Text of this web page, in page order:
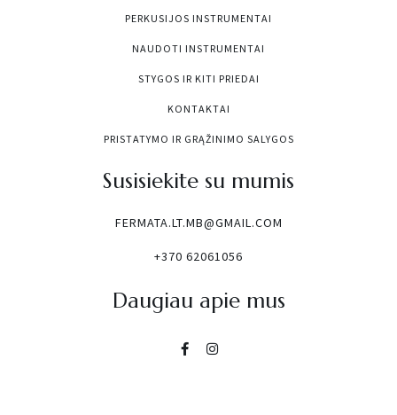
PERKUSIJOS INSTRUMENTAI
NAUDOTI INSTRUMENTAI
STYGOS IR KITI PRIEDAI
KONTAKTAI
PRISTATYMO IR GRĄŽINIMO SALYGOS
Susisiekite su mumis
FERMATA.LT.MB@GMAIL.COM
+370 62061056
Daugiau apie mus